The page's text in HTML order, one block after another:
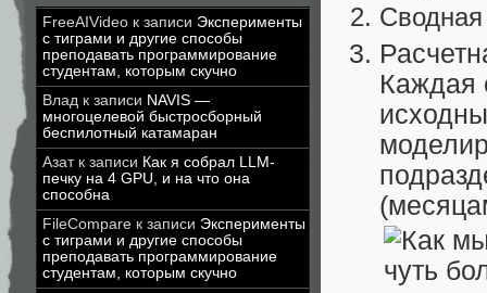
FreeAIVideo к записи Эксперименты
с тиграми и другие способы
преподавать программирование
студентам, которым скучно
Влад к записи NAVIS —
многоцелевой быстросборный
беспилотный катамаран
Азатк записи Как я собрал LLM-
печку на 4 GPU, и на что она
способна
FileCompare к записи Эксперименты
с тиграми и другие способы
преподавать программирование
студентам, которым скучно
Сводная
Каждая